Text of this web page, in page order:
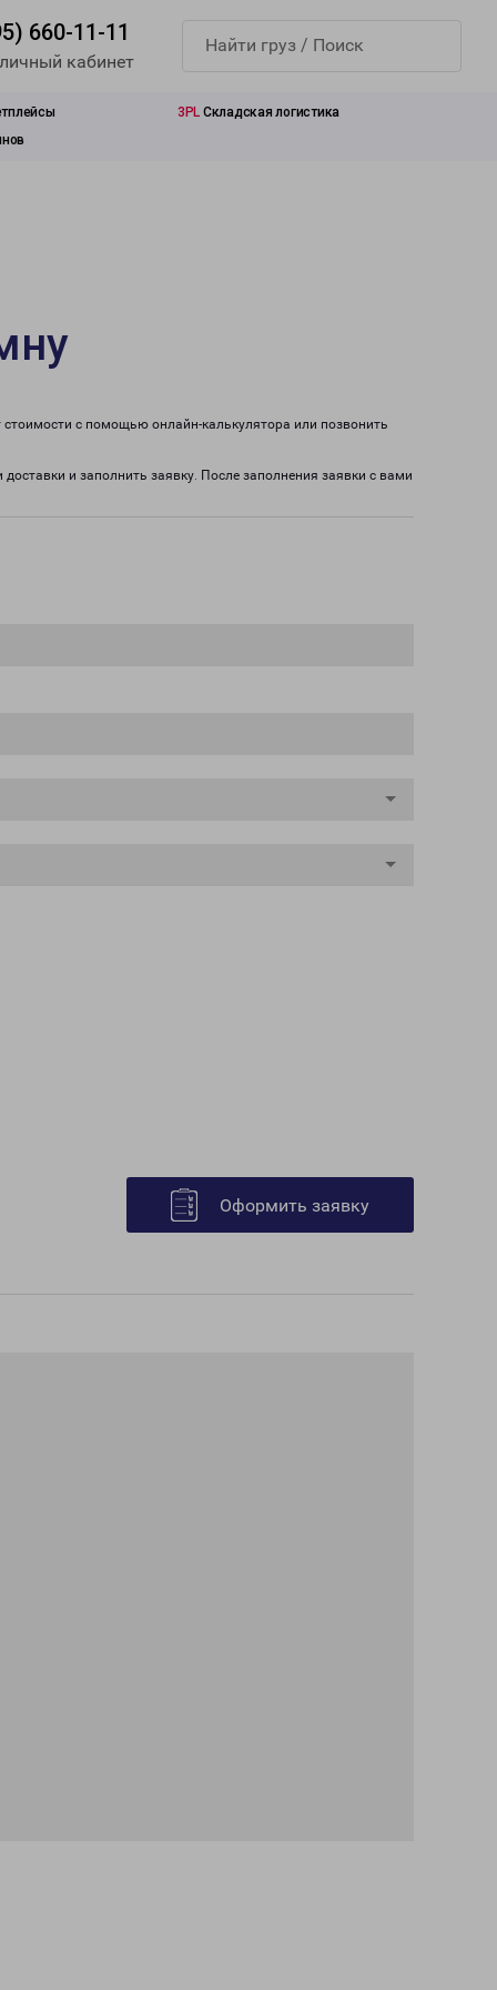
660-11-11
кабинет
3PL Складская логистика
с помощью онлайн-калькулятора или позвонить
и заполнить заявку. После заполнения заявки с вами
Оформить заявку